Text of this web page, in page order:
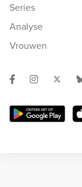
Series
Analyse
Vrouwen